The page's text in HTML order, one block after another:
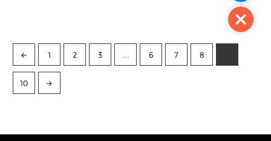
← 1 2 3 ... 6 7 8
10 →
Close